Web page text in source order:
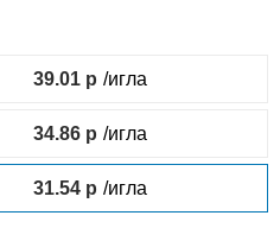
39.01 /игла
34.86 /игла
31.54 /игла